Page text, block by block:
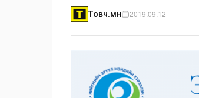
Товч.мн 2019.09.12